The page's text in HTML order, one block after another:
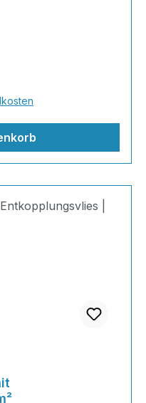
Sie in unserem
und legen Sie
von Natur aus